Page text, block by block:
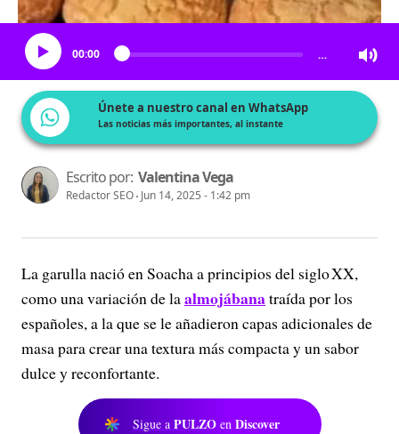
Escucha el artículo
00:00 …
Únete a nuestro canal en WhatsApp
Las noticias más importantes, al instante
Escrito por: Valentina Vega
Redactor SEO Jun 14, 2025 - 1:42 pm
La garulla nació en Soacha a principios del siglo XX,
como una variación de laalmojábanatraída por los
españoles, a la que se le añadieron capas adicionales de
masa para crear una textura más compacta y un sabor
dulce y reconfortante.
Sigue a PULZO en Discover